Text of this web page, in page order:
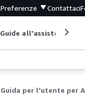
Preferenze Contattaci
Guide all'assistenza